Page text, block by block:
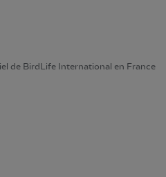
de BirdLife International en France